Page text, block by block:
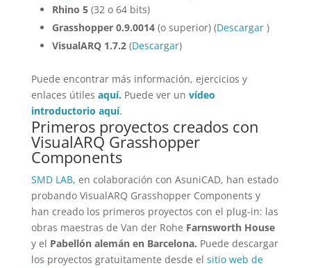
Rhino 5(32 o 64 bits)
Grasshopper 0.9.0014 (o superior) (Descargar )
VisualARQ 1.7.2(Descargar)
Puede encontrar más información, ejercicios y
enlaces útiles aquí.Puede ver un vídeo
introductorio aquí.
Primeros proyectos creados con
VisualARQ Grasshopper
Components
SMD LAB, en colaboración con AsuniCAD, han estado
probando VisualARQ Grasshopper Components y
han creado los primeros proyectos con el plug-in: las
obras maestras de Van der Rohe Farnsworth House
y el Pabellón alemán en Barcelona. Puede descargar
los proyectos gratuitamente desde el sitio web de